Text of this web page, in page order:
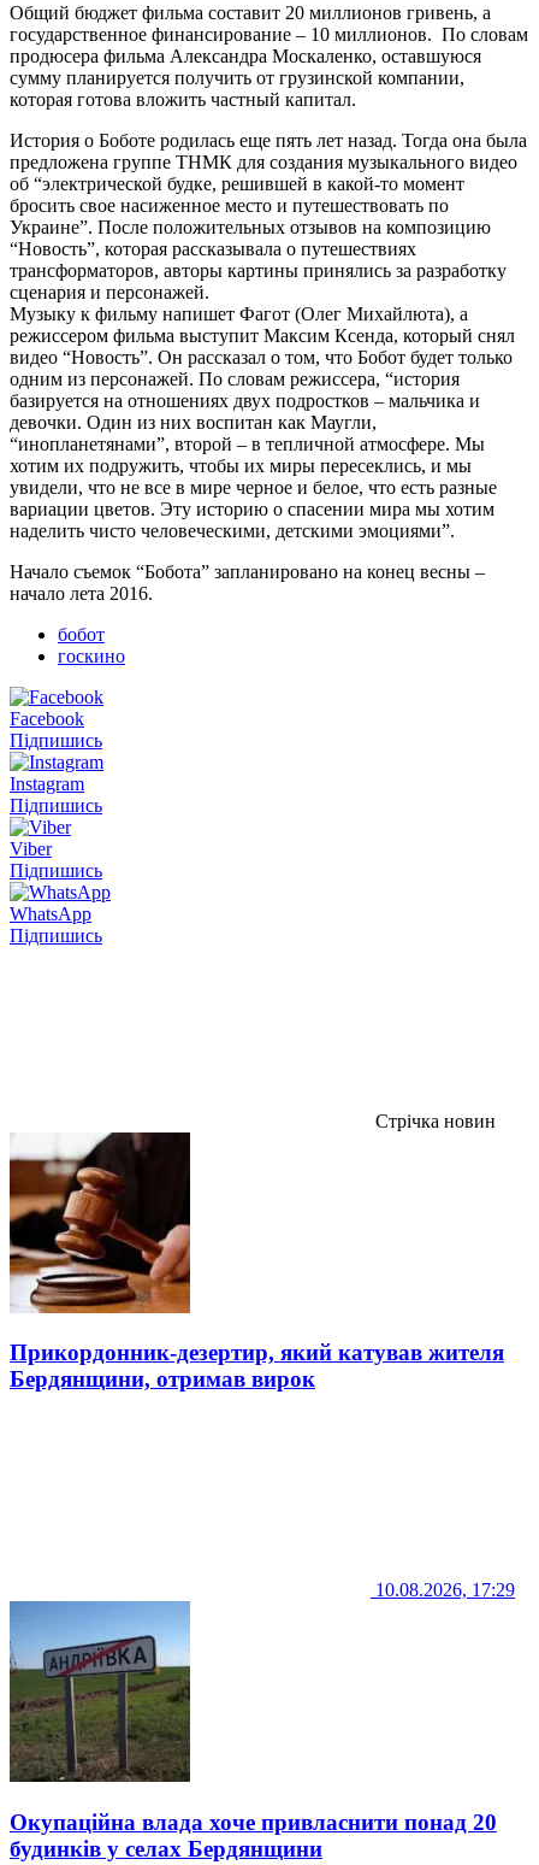
Общий бюджет фильма составит 20 миллионов гривень, а
государственное финансирование – 10 миллионов. По словам
продюсера фильма Александра Москаленко, оставшуюся
сумму планируется получить от грузинской компании,
которая готова вложить частный капитал.
История о Боботе родилась еще пять лет назад. Тогда она была
предложена группе ТНМК для создания музыкального видео
об “электрической будке, решившей в какой-то момент
бросить свое насиженное место и путешествовать по
Украине”. После положительных отзывов на композицию
“Новость”, которая рассказывала о путешествиях
трансформаторов, авторы картины принялись за разработку
сценария и персонажей.
Музыку к фильму напишет Фагот (Олег Михайлюта), а
режиссером фильма выступит Максим Ксенда, который снял
видео “Новость”. Он рассказал о том, что Бобот будет только
одним из персонажей. По словам режиссера, “история
базируется на отношениях двух подростков – мальчика и
девочки. Один из них воспитан как Маугли,
“инопланетянами”, второй – в тепличной атмосфере. Мы
хотим их подружить, чтобы их миры пересеклись, и мы
увидели, что не все в мире черное и белое, что есть разные
вариации цветов. Эту историю о спасении мира мы хотим
наделить чисто человеческими, детскими эмоциями”.
Начало съемок “Бобота” запланировано на конец весны –
начало лета 2016.
бобот
госкино
Facebook
Підпишись
Instagram
Підпишись
Viber
Підпишись
WhatsApp
Підпишись
Стрічка новин
Прикордонник-дезертир, який катував жителя
Бердянщини, отримав вирок
10.08.2026, 17:29
Окупаційна влада хоче привласнити понад 20
будинків у селах Бердянщини